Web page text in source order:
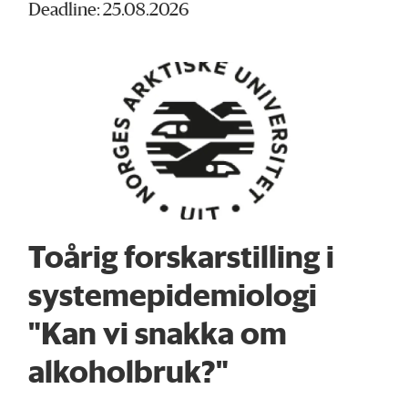
Deadline: 25.08.2026
Toårig forskarstilling i
systemepidemiologi
"Kan vi snakka om
alkoholbruk?"